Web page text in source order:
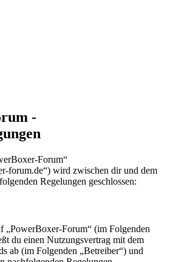
-
Forum“
forum.de“) wird zwischen dir und dem
Regelungen geschlossen:
„PowerBoxer-Forum“ (im Folgenden
du einen Nutzungsvertrag mit dem
ab (im Folgenden „Betreiber“) und